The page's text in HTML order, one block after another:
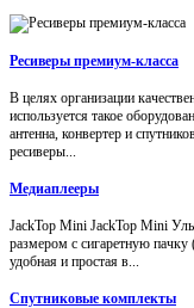
Ресиверы премиум-класса
В целях организации
используется такое
антенна, конвертер и
ресиверы...
Медиаплееры
JackTop Mini JackTop Mini
размером с сигаретную
удобная и простая в...
Спутниковые комплекты